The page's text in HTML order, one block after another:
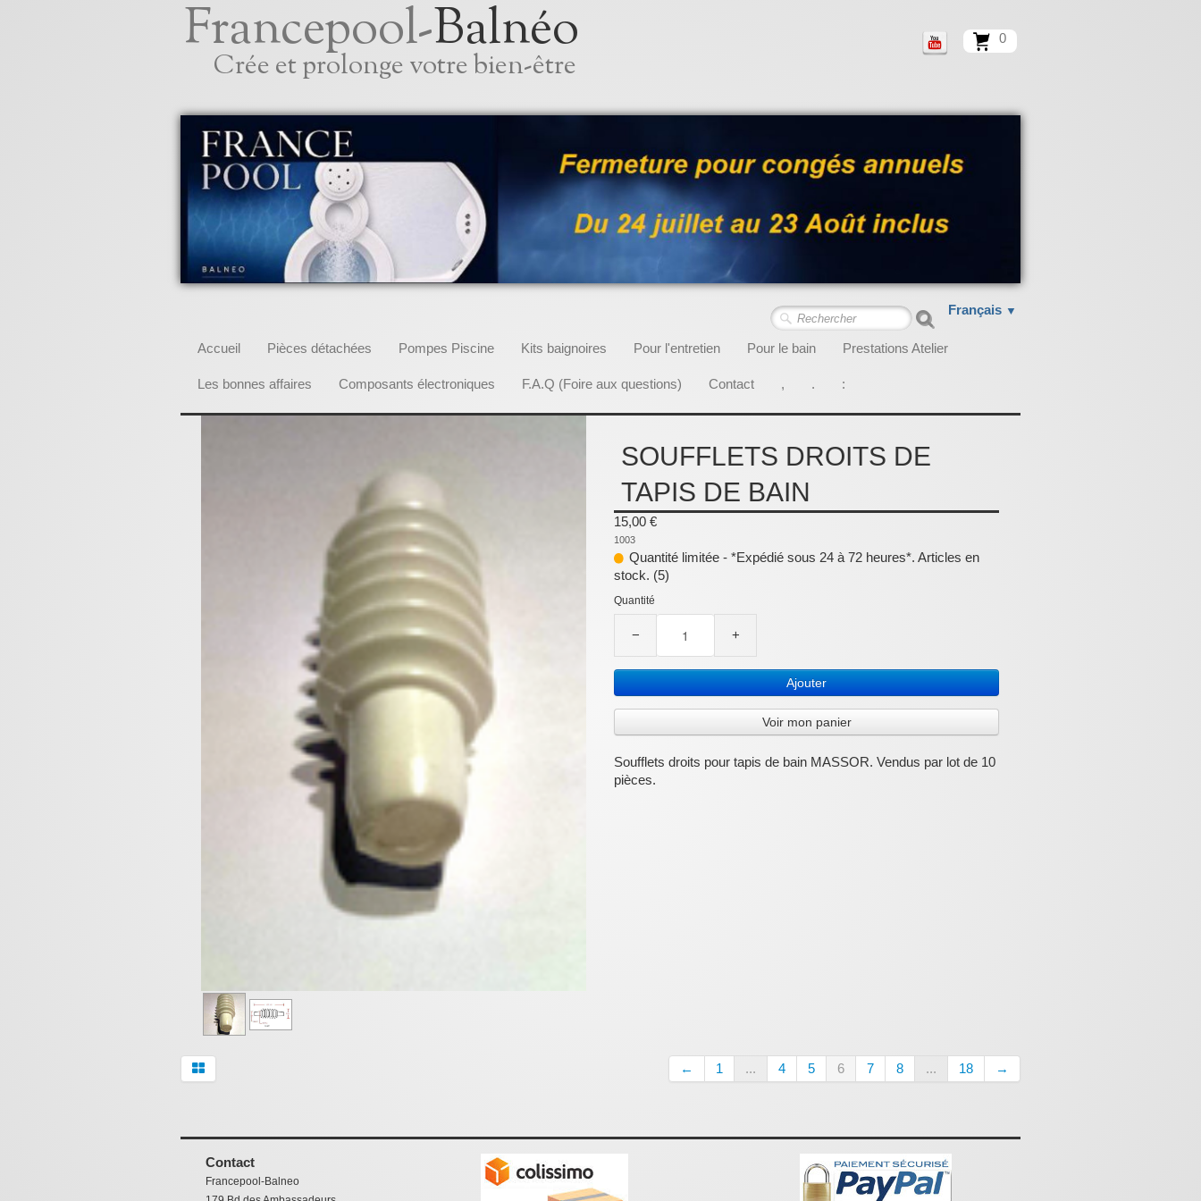
Francepool-Balnéo
Crée et prolonge votre bien-être
0
Français ▼
Accueil Pièces détachées Pompes Piscine Kits baignoires Pour l'entretien Pour le bain Prestations Atelier
Les bonnes affaires Composants électroniques F.A.Q (Foire aux questions) Contact , . :
SOUFFLETS DROITS DE
TAPIS DE BAIN
15,00 €
1003
Quantité limitée - *Expédié sous 24 à 72 heures*. Articles en
stock. (5)
Quantité
− +
Ajouter
Voir mon panier
Soufflets droits pour tapis de bain MASSOR. Vendus par lot de 10
pièces.
← 1 ... 4 5 6 7 8 ... 18 →
Contact
Francepool-Balneo